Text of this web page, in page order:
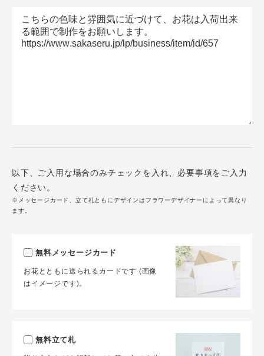
以下、ご入用な場合のみチェックを入れ、必要事項をご入力
ください。
※メッセージカード、立て札ともにデザインはフラワーデザイナーによって異なり
ます。
無料メッセージカード
お花とともに送られるカードです (画像
はイメージです)。
無料立て札